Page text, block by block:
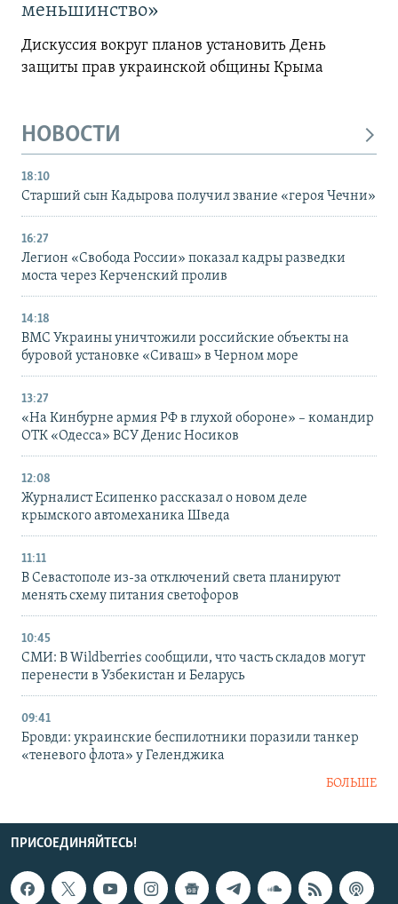
меньшинство»
Дискуссия вокруг планов установить День
защиты прав украинской общины Крыма
НОВОСТИ
18:10
Старший сын Кадырова получил звание «героя Чечни»
16:27
Легион «Свобода России» показал кадры разведки
моста через Керченский пролив
14:18
ВМС Украины уничтожили российские объекты на
буровой установке «Сиваш» в Черном море
13:27
«На Кинбурне армия РФ в глухой обороне» – командир
ОТК «Одесса» ВСУ Денис Носиков
12:08
Журналист Есипенко рассказал о новом деле
крымского автомеханика Шведа
11:11
В Севастополе из-за отключений света планируют
менять схему питания светофоров
10:45
СМИ: В Wildberries сообщили, что часть складов могут
перенести в Узбекистан и Беларусь
09:41
Бровди: украинские беспилотники поразили танкер
«теневого флота» у Геленджика
БОЛЬШЕ
ПРИСОЕДИНЯЙТЕСЬ!